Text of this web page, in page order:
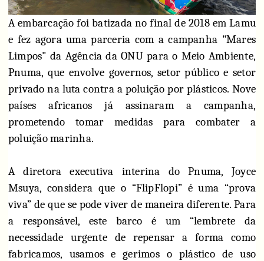
A embarcação foi batizada no final de 2018 em Lamu
e fez agora uma parceria com a campanha "Mares
Limpos" da Agência da ONU para o Meio Ambiente,
Pnuma, que envolve governos, setor público e setor
privado na luta contra a poluição por plásticos.Nove
países africanos já assinaram a campanha,
prometendo tomar medidas para combater a
poluição marinha.
A diretora executiva interina do Pnuma, Joyce
Msuya, considera que o “FlipFlopi” é uma “prova
viva” de que se pode viver de maneira diferente. Para
a responsável, este barco é um “lembrete da
necessidade urgente de repensar a forma como
fabricamos, usamos e gerimos o plástico de uso